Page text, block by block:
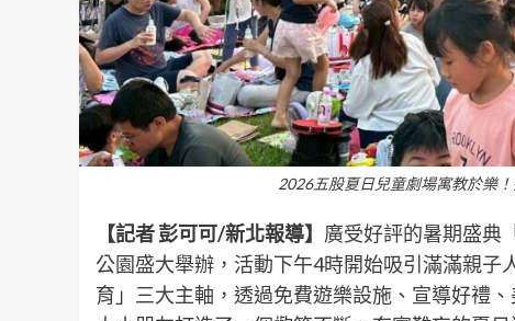
2026五股夏日兒童劇場寓教於樂
【記者 彭可可/新北報導】 廣受好評的暑期盛典
公園盛大舉辦，活動下午4時開始吸引滿滿親
育」三大主軸，透過免費遊樂設施、宣導好禮